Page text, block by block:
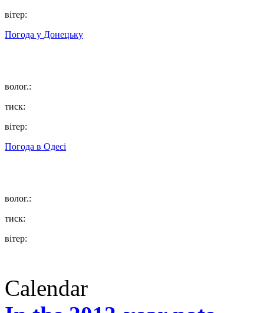
вітер:
Погода у Донецьку
волог.:
тиск:
вітер:
Погода в Одесі
волог.:
тиск:
вітер:
Calendar